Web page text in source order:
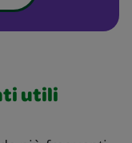
utili